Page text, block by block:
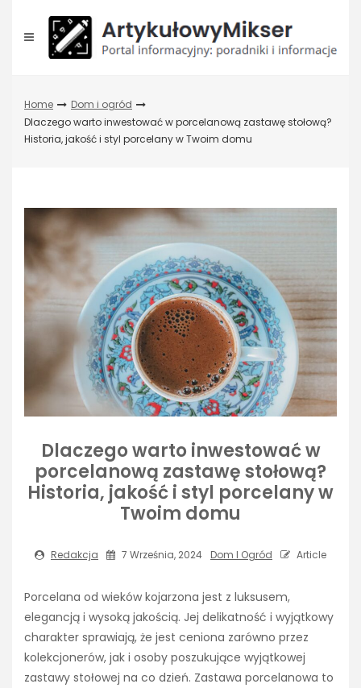
content
Home
Dom i ogród
Dlaczego warto inwestować w porcelanową zastawę stołową?
Historia, jakość i styl porcelany w Twoim domu
Dlaczego warto inwestować w
porcelanową zastawę stołową?
Historia, jakość i styl porcelany w
Twoim domu
Redakcja 7 Września, 2024 Dom I Ogród Article
Porcelana od wieków kojarzona jest z luksusem,
elegancją i wysoką jakością. Jej delikatność i wyjątkowy
charakter sprawiają, że jest ceniona zarówno przez
kolekcjonerów, jak i osoby poszukujące wyjątkowej
zastawy stołowej na co dzień. Zastawa porcelanowa to